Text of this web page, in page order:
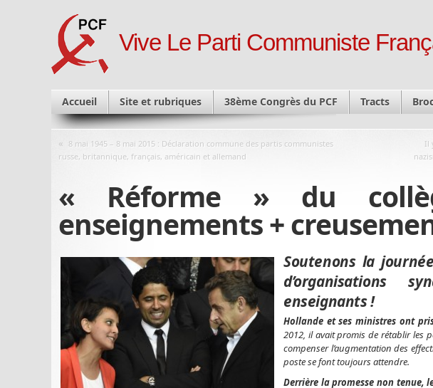
Vive Le Parti Communiste
Accueil Site et rubriques 38ème Congrès du PCF Tracts
« 8 mai 1945 – 8 mai 2015 : Déclaration commune des partis communistes
russe, britannique, français, américain et allemand
Il
« Réforme » du
enseignements +
Soutenons la
d’organisations
enseignants !
Hollande et ses ministres ont
2012, il avait promis de rétablir les
compenser l’augmentation des effec
poste se font toujours attendre.
Derrière la promesse non tenue,